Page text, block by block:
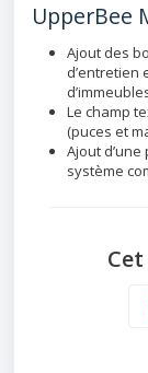
UpperBee
Ajout des
d’entretien
Le champ
(puces et
Ajout
système